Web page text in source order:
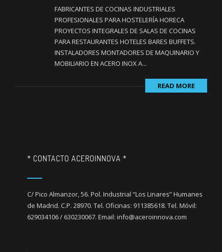
FABRICANTES DE COCINAS INDUSTRIALES
PROFESIONALES PARA HOSTELERÍA HORECA
PROYECTOS INTEGRALES DE SALAS DE COCINAS
PARA RESTAURANTES HOTELES BARES BUFFETS.
INSTALADORES MONTADORES DE MAQUINARIO Y
MOBILIARIO EN ACERO INOX A...
READ MORE
* CONTACTO ACEROINNOVA *
C/ Pico Almanzor, 56. Pol. Industrial “Los Linares” Humanes
de Madrid. C.P. 28970. Tel. Oficinas: 911385618. Tel. Móvil:
629034106 / 630230067. Email: info@aceroinnova.com